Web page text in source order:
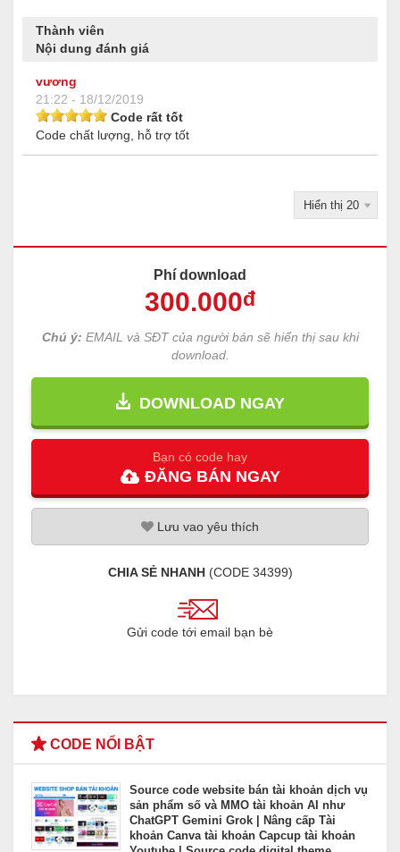
Thành viên
Nội dung đánh giá
vương
21:22 - 18/12/2019
Code rất tốt
Code chất lượng, hỗ trợ tốt
Phí download
300.000đ
Chú ý: EMAIL và SĐT của người bán sẽ hiển thị sau khi
download.
DOWNLOAD NGAY
Bạn có code hay
ĐĂNG BÁN NGAY
Lưu vao yêu thích
CHIA SẺ NHANH(CODE 34399)
Gửi code tới email bạn bè
CODE NỔI BẬT
Source code website bán tài khoản dịch vụ
sản phẩm số và MMO tài khoản AI như
ChatGPT Gemini Grok | Nâng cấp Tài
khoản Canva tài khoản Capcup tài khoản